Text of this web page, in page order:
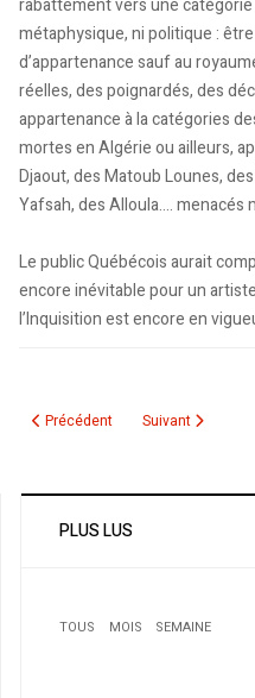
métaphysique, ni politique :
d’appartenance sauf au
réelles, des poignardés, des
appartenance à la catégories
mortes en Algérie ou ailleurs,
Djaout, des Matoub Lounes,
Yafsah, des Alloula…. menacés
Le public Québécois aurait
encore inévitable pour un
l’Inquisition est encore en
Article précédent : Télévision
Précédent Article suivant :
Suivant
PLUS LUS
TOUS MOIS
SEMAINE